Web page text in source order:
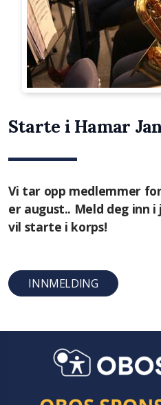
Starte i Hamar
Vi tar opp medlemmer
er august.. Meld deg inn
vil starte i korps!
INNMELDING